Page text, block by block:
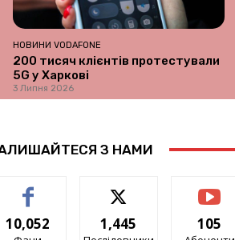
НОВИНИ VODAFONE
200 тисяч клієнтів протестували
5G у Харкові
3 Липня 2026
З НАМИ
10,052 1,445 105